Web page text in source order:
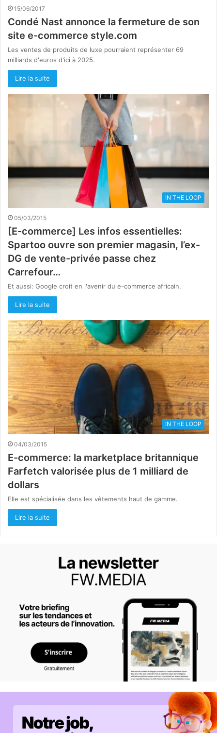
15/06/2017
Condé Nast annonce la fermeture de son
site e-commerce style.com
Les ventes de produits de luxe pourraient représenter 69
milliards d'euros d'ici à 2025.
Lire la suite
IN THE LOOP
05/03/2015
[E-commerce] Les infos essentielles:
Spartoo ouvre son premier magasin, l’ex-
DG de vente-privée passe chez
Carrefour…
Et aussi: Google croit en l'avenir du e-commerce africain.
Lire la suite
IN THE LOOP
04/03/2015
E-commerce: la marketplace britannique
Farfetch valorisée plus de 1 milliard de
dollars
Elle est spécialisée dans les vêtements haut de gamme.
Lire la suite